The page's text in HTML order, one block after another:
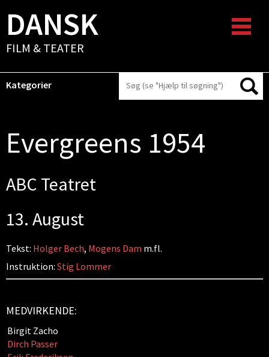
DANSK
FILM & TEATER
Kategorier
Evergreens 1954
ABC Teatret
13. August
Tekst: Holger Bech, Mogens Dam m.fl.
Instruktion: Stig Lommer
MEDVIRKENDE:
Birgit Zacho
Dirch Passer